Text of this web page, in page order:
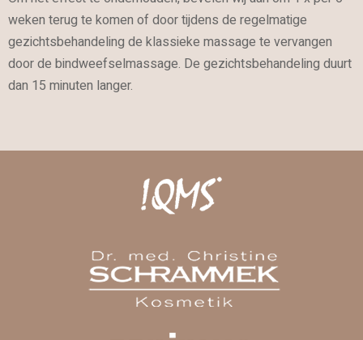
weken terug te komen of door tijdens de regelmatige
gezichtsbehandeling de klassieke massage te vervangen
door de bindweefselmassage. De gezichtsbehandeling duurt
dan 15 minuten langer.